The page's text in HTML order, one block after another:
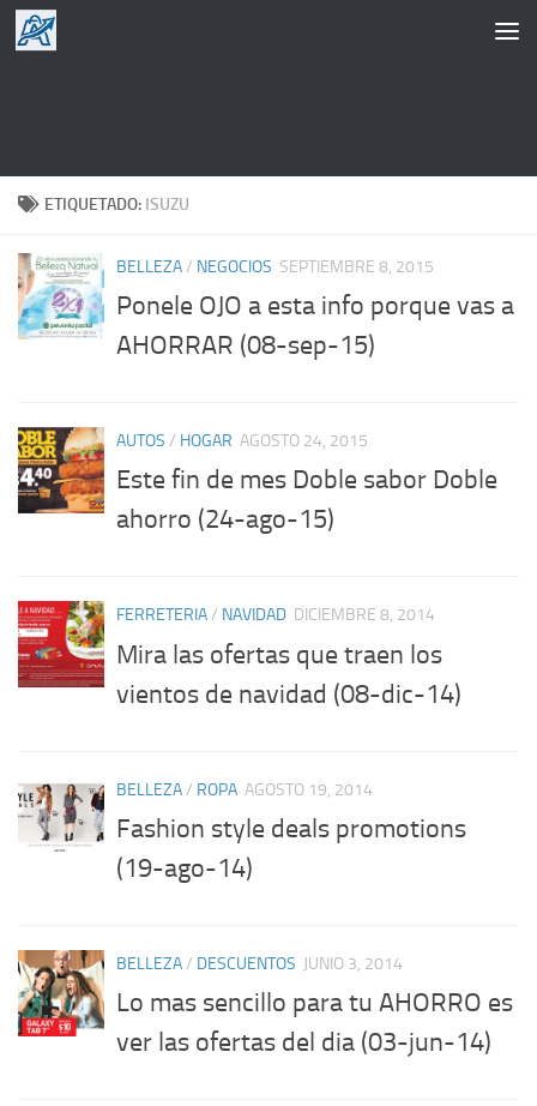
Saltar al contenido
ETIQUETADO: ISUZU
BELLEZA/ NEGOCIOS SEPTIEMBRE 8, 2015
Ponele OJO a esta info porque vas a
AHORRAR (08-sep-15)
AUTOS / HOGAR AGOSTO 24, 2015
Este fin de mes Doble sabor Doble
ahorro (24-ago-15)
FERRETERIA/ NAVIDAD DICIEMBRE 8, 2014
Mira las ofertas que traen los
vientos de navidad (08-dic-14)
BELLEZA/ ROPA AGOSTO 19, 2014
Fashion style deals promotions
(19-ago-14)
BELLEZA/ DESCUENTOS JUNIO 3, 2014
Lo mas sencillo para tu AHORRO es
ver las ofertas del dia (03-jun-14)